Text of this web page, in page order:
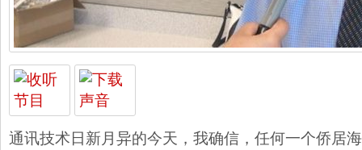
通讯技术日新月异的今天，我确信，任何一个侨居